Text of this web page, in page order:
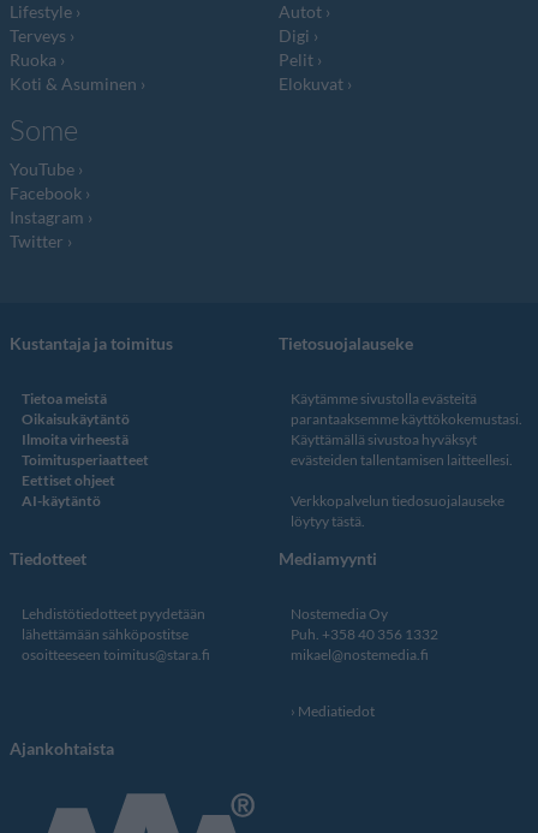
Lifestyle
Terveys
Ruoka
Koti & Asuminen
Autot
Digi
Pelit
Elokuvat
Some
YouTube
Facebook
Instagram
Twitter
Kustantaja ja toimitus
Tietoa meistä
Oikaisukäytäntö
Ilmoita virheestä
Toimitusperiaatteet
Eettiset ohjeet
AI-käytäntö
Tietosuojalauseke
Käytämme sivustolla evästeitä
parantaaksemme käyttökokemustasi.
Käyttämällä sivustoa hyväksyt
evästeiden tallentamisen laitteellesi.
Verkkopalvelun tiedosuojalauseke
löytyy tästä.
Tiedotteet
Lehdistötiedotteet pyydetään
lähettämään sähköpostitse
osoitteeseen toimitus@stara.fi
Mediamyynti
Nostemedia Oy
Puh. +358 40 356 1332
mikael@nostemedia.fi
Mediatiedot
Ajankohtaista